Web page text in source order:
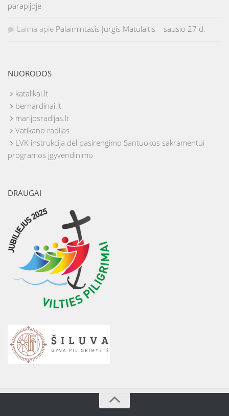
parapijoje
Laima apie Palaimintasis Jurgis Matulaitis – sausio 27 d.
NUORODOS
katalikai.lt
bernardinai.lt
marijosradijas.lt
Vatikano radijas
LVK instrukcija dėl pasirengimo Santuokos sakramentui
programos įgyvendinimo
DRAUGAI